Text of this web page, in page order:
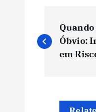
a
Óbvio:
em